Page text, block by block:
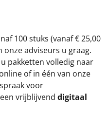
100 stuks (vanaf € 25,00
onze adviseurs u graag.
pakketten volledig naar
of in één van onze
voor
vrijblijvend digitaal